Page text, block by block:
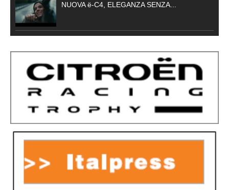
NUOVA ë-C4, ELEGANZA SENZA...